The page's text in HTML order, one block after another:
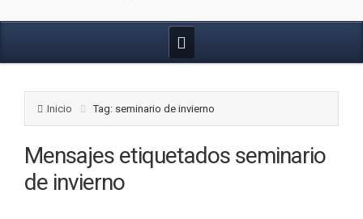
Inicio Tag: seminario de invierno
Mensajes etiquetados seminario
de invierno